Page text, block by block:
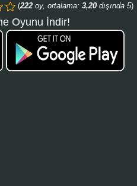
(222 oy, ortalama: 3,20 dışında 5)
Oyunu İndir!